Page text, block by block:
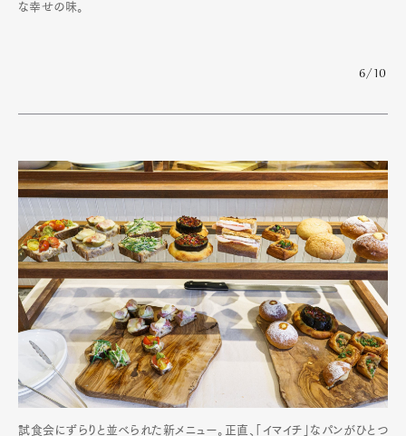
な幸せの味。
6/10
試食会にずらりと並べられた新メニュー。正直、「イマイチ」なパンがひとつ